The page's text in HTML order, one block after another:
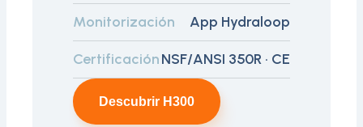
Monitorización App Hydraloop
CertificaciónNSF/ANSI 350R · CE
Descubrir H300